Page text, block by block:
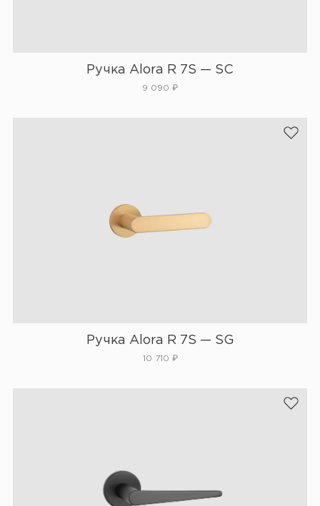
Ручка Alora R 7S — SC
9 090 ₽
Ручка Alora R 7S — SG
10 710 ₽